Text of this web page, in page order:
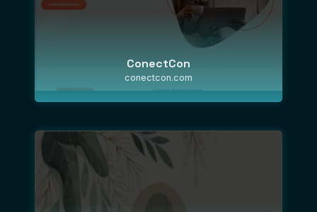
ConectCon
conectcon.com